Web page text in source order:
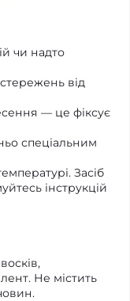
чи надто
від
— це фіксує
спеціальним
Засіб
інструкцій
Не містить